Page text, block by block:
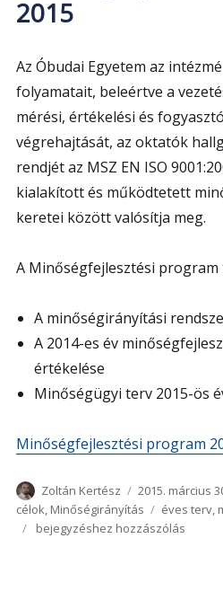
2015
Az Óbudai Egyetem az
folyamatait, beleértve a
mérési, értékelési és
végrehajtását, az oktatók
rendjét az MSZ EN ISO
kialakított és működtetett
keretei között valósítja meg.
A Minőségfejlesztési program
A minőségirányítási
A 2014-es év
értékelése
Minőségügyi terv 2015-ös
Minőségfejlesztési program
Szerző
Zoltán Kertész Közzétéve
2015. március
célok, Minőségirányítás Címke
éves terv,
Minőségfejlesztési
bejegyzéshez hozzászólás